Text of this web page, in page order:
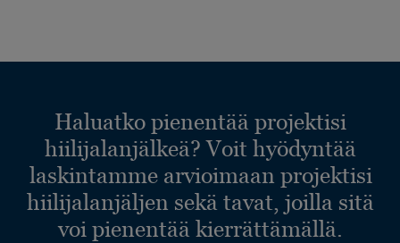
Haluatko pienentää projektisi
hiilijalanjälkeä? Voit hyödyntää
laskintamme arvioimaan projektisi
hiilijalanjäljen sekä tavat, joilla sitä
voi pienentää kierrättämällä.